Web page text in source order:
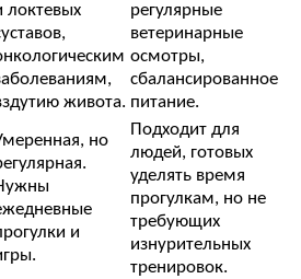
локтевых
живота.
регулярные
ветеринарные
осмотры,
сбалансированное
питание.
но
и
Подходит для
людей, готовых
уделять время
прогулкам, но не
требующих
изнурительных
тренировок.